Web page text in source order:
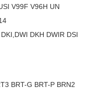
V99F V96H UN
DKH DWIR DSI
BRT-G BRT-P BRN2